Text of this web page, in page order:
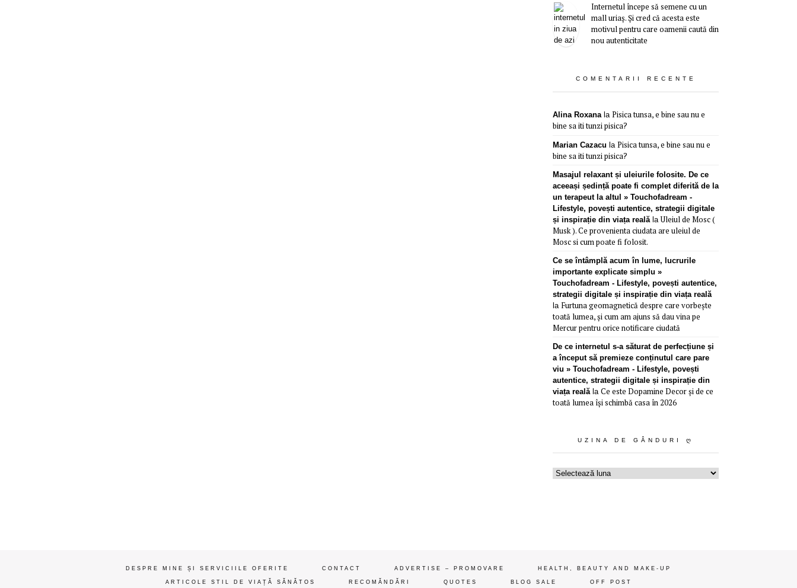
Internetul începe să semene cu un
mall uriaș. Și cred că acesta este
motivul pentru care oamenii caută din
nou autenticitate
COMENTARII RECENTE
Alina Roxanala Pisica tunsa, e bine sau nu e
bine sa iti tunzi pisica?
Marian Cazacu la Pisica tunsa, e bine sau nu e
bine sa iti tunzi pisica?
Masajul relaxant și uleiurile folosite. De ce
aceeași ședință poate fi complet diferită de la
un terapeut la altul » Touchofadream -
Lifestyle, povești autentice, strategii digitale
și inspirație din viața reală laUleiul de Mosc (
Musk ). Ce provenienta ciudata are uleiul de
Mosc si cum poate fi folosit.
Ce se întâmplă acum în lume, lucrurile
importante explicate simplu »
Touchofadream - Lifestyle, povești autentice,
strategii digitale și inspirație din viața reală
la Furtuna geomagnetică despre care vorbește
toată lumea, și cum am ajuns să dau vina pe
Mercur pentru orice notificare ciudată
De ce internetul s-a săturat de perfecțiune și
a început să premieze conținutul care pare
viu » Touchofadream - Lifestyle, povești
autentice, strategii digitale și inspirație din
viața reală la Ce este Dopamine Decor și de ce
toată lumea își schimbă casa în 2026
UZINA DE GÂNDURI Ღ
Uzina
DESPRE MINE ȘI SERVICIILE OFERITE CONTACT ADVERTISE – PROMOVARE HEALTH, BEAUTY AND MAKE-UP
ARTICOLE STIL DE VIAȚĂ SĂNĂTOS RECOMĂNDĂRI QUOTES BLOG SALE OFF POST